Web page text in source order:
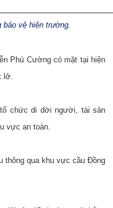
vệ hiện trường.
Phú Cường có mặt tại hiện
lở.
chức di dời người, tài sản
vực an toàn.
thông qua khu vực cầu Đồng